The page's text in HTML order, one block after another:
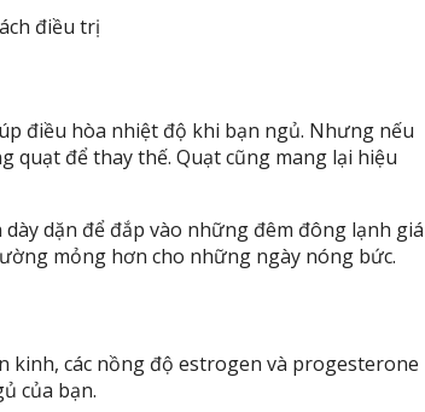
điều hòa nhiệt độ khi bạn ngủ. Nhưng nếu
quạt để thay thế. Quạt cũng mang lại hiệu
dặn để đắp vào những đêm đông lạnh giá
mỏng hơn cho những ngày nóng bức.
các nồng độ estrogen và progesterone
của bạn.